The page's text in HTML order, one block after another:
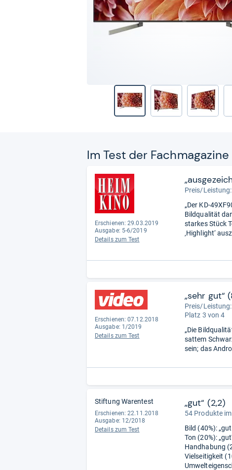
Im Test der Fach­ma­ga­zine
Erschienen: 29.03.2019
Ausgabe: 5-6/2019
Details zum Test
Preis/Leistung:
„Der KD-
Bildqualität
starkes Stück
‚Highlight‘
Erschienen: 07.12.2018
Ausgabe: 1/2019
Details zum Test
„sehr gut“
Preis/Leistung:
Platz 3 von 4
„Die
sattem
sein; das
Stiftung Warentest
Erschienen: 22.11.2018
Ausgabe: 12/2018
Details zum Test
„gut“ (2,2)
54 Produkte
Bild (40%):
Ton (20%):
Handhabung
Vielseitigkeit